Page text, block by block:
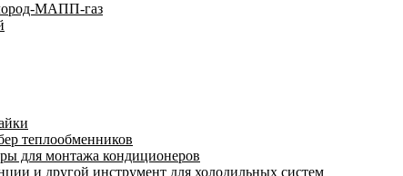
МАПП-газ
теплообменников
для монтажа кондиционеров
и другой инструмент для холодильных систем